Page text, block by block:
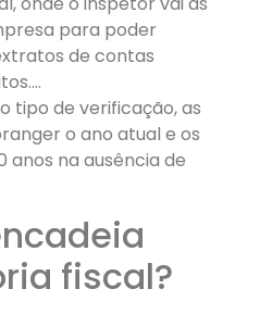
para poder
de contas
tipo de verificação, as
o ano atual e os
anos na ausência de
fiscal?